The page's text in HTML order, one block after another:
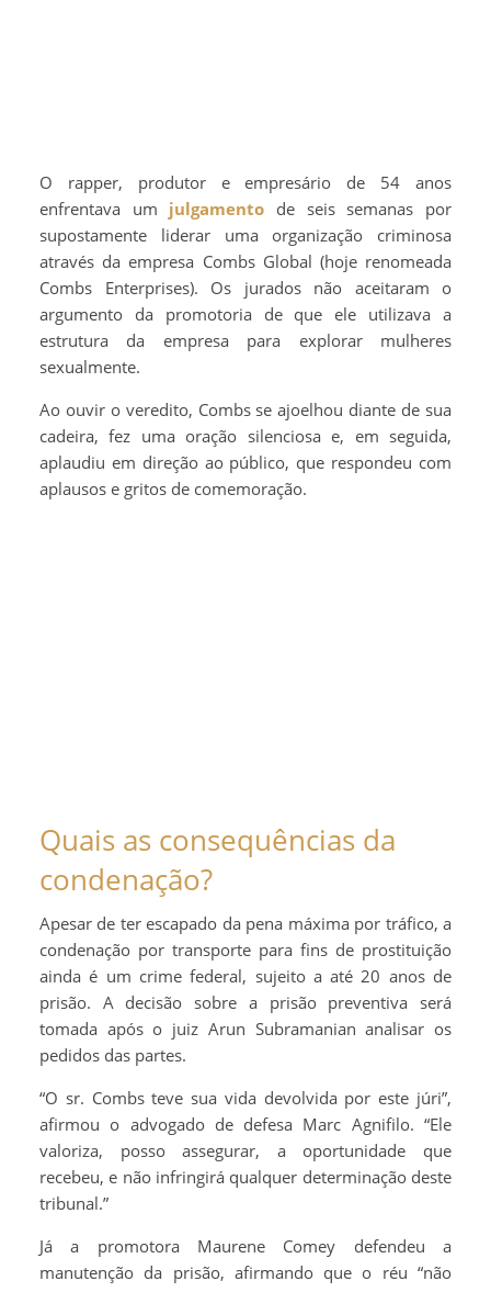
O rapper, produtor e empresário de 54 anos
enfrentava um julgamento de seis semanas por
supostamente liderar uma organização criminosa
através da empresa Combs Global (hoje renomeada
Combs Enterprises). Os jurados não aceitaram o
argumento da promotoria de que ele utilizava a
estrutura da empresa para explorar mulheres
sexualmente.
Ao ouvir o veredito, Combs se ajoelhou diante de sua
cadeira, fez uma oração silenciosa e, em seguida,
aplaudiu em direção ao público, que respondeu com
aplausos e gritos de comemoração.
Quais as consequências da
condenação?
Apesar de ter escapado da pena máxima por tráfico, a
condenação por transporte para fins de prostituição
ainda é um crime federal, sujeito a até 20 anos de
prisão. A decisão sobre a prisão preventiva será
tomada após o juiz Arun Subramanian analisar os
pedidos das partes.
“O sr. Combs teve sua vida devolvida por este júri”,
afirmou o advogado de defesa Marc Agnifilo. “Ele
valoriza, posso assegurar, a oportunidade que
recebeu, e não infringirá qualquer determinação deste
tribunal.”
Já a promotora Maurene Comey defendeu a
manutenção da prisão, afirmando que o réu “não